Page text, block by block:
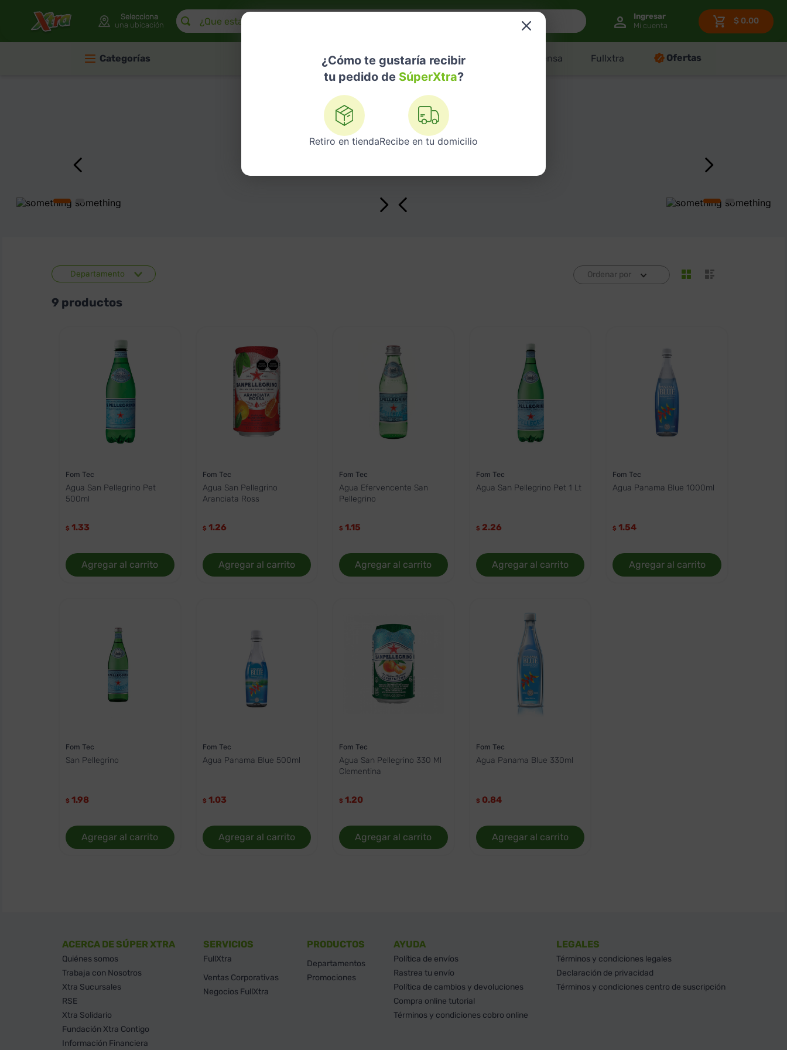
Selecciona
una ubicación
¿Cómo te gustaría recibir
tu pedido de SúperXtra?
Retiro en tiendaRecibe en tu domicilio
¿Que estas buscando?
$ 0.00
Categorías Nuestras Marcas Telemedicina Licores Despensa Fullxtra Ofertas
FOM TEC
Fom Tec
Departamento
Supermercado
Ordenar por
9 productos
Fom Tec
Agua San Pellegrino Pet
500ml
$ 1.33
Agregar al carrito
Fom Tec
Agua San Pellegrino
Aranciata Ross
$ 1.26
Agregar al carrito
Fom Tec
Agua Efervencente San
Pellegrino
$ 1.15
Agregar al carrito
Fom Tec
Agua San Pellegrino Pet 1 Lt
$ 2.26
Agregar al carrito
Fom Tec
Agua Panama Blue 1000ml
$ 1.54
Agregar al carrito
Fom Tec
San Pellegrino
$ 1.98
Agregar al carrito
Fom Tec
Agua Panama Blue 500ml
$ 1.03
Agregar al carrito
Fom Tec
Agua San Pellegrino 330 Ml
Clementina
$ 1.20
Agregar al carrito
Fom Tec
Agua Panama Blue 330ml
$ 0.84
Agregar al carrito
ACERCA DE SÚPER XTRA
Quiénes somos
Trabaja con Nosotros
Xtra Sucursales
RSE
Xtra Solidario
Fundación Xtra Contigo
Información Financiera
SERVICIOS
FullXtra
Ventas Corporativas
Negocios FullXtra
PRODUCTOS
Departamentos
Promociones
AYUDA
Política de envíos
Rastrea tu envío
Política de cambios y devoluciones
Compra online tutorial
Términos y condiciones cobro online
LEGALES
Términos y condiciones legales
Declaración de privacidad
Términos y condiciones centro de suscripción